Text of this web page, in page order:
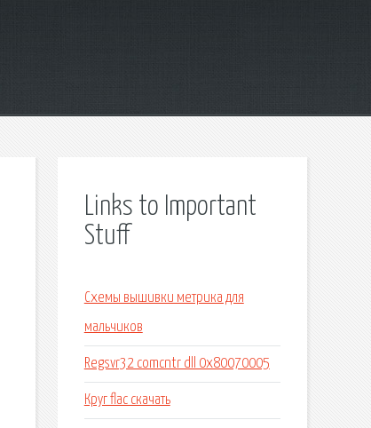
Links to Important
Stuff
Схемы вышивки метрика для
мальчиков
Regsvr32 comcntr dll 0x80070005
Круг flac скачать